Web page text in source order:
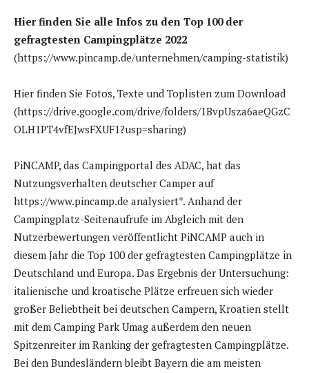
Hier finden Sie alle Infos zu den Top 100 der
gefragtesten Campingplätze 2022
(https://www.pincamp.de/unternehmen/camping-statistik)
Hier finden Sie Fotos, Texte und Toplisten zum Download
(https://drive.google.com/drive/folders/1BvpUsza6aeQGzC
OLH1PT4vfEJwsFXUF1?usp=sharing)
PiNCAMP, das Campingportal des ADAC, hat das
Nutzungsverhalten deutscher Camper auf
https://www.pincamp.de analysiert*. Anhand der
Campingplatz-Seitenaufrufe im Abgleich mit den
Nutzerbewertungen veröffentlicht PiNCAMP auch in
diesem Jahr die Top 100 der gefragtesten Campingplätze in
Deutschland und Europa. Das Ergebnis der Untersuchung:
italienische und kroatische Plätze erfreuen sich wieder
großer Beliebtheit bei deutschen Campern, Kroatien stellt
mit dem Camping Park Umag außerdem den neuen
Spitzenreiter im Ranking der gefragtesten Campingplätze.
Bei den Bundesländern bleibt Bayern die am meisten